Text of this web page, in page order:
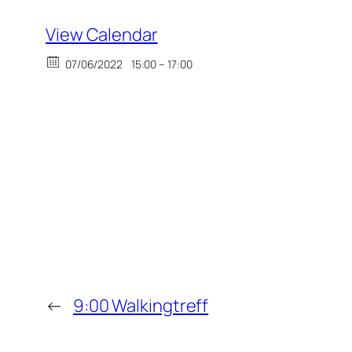
View Calendar
07/06/2022 15:00 – 17:00
← 9:00 Walkingtreff